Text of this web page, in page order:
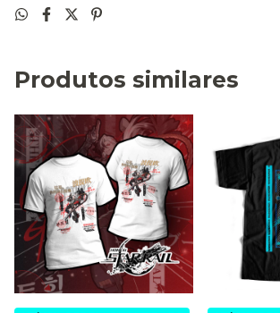
Produtos similares